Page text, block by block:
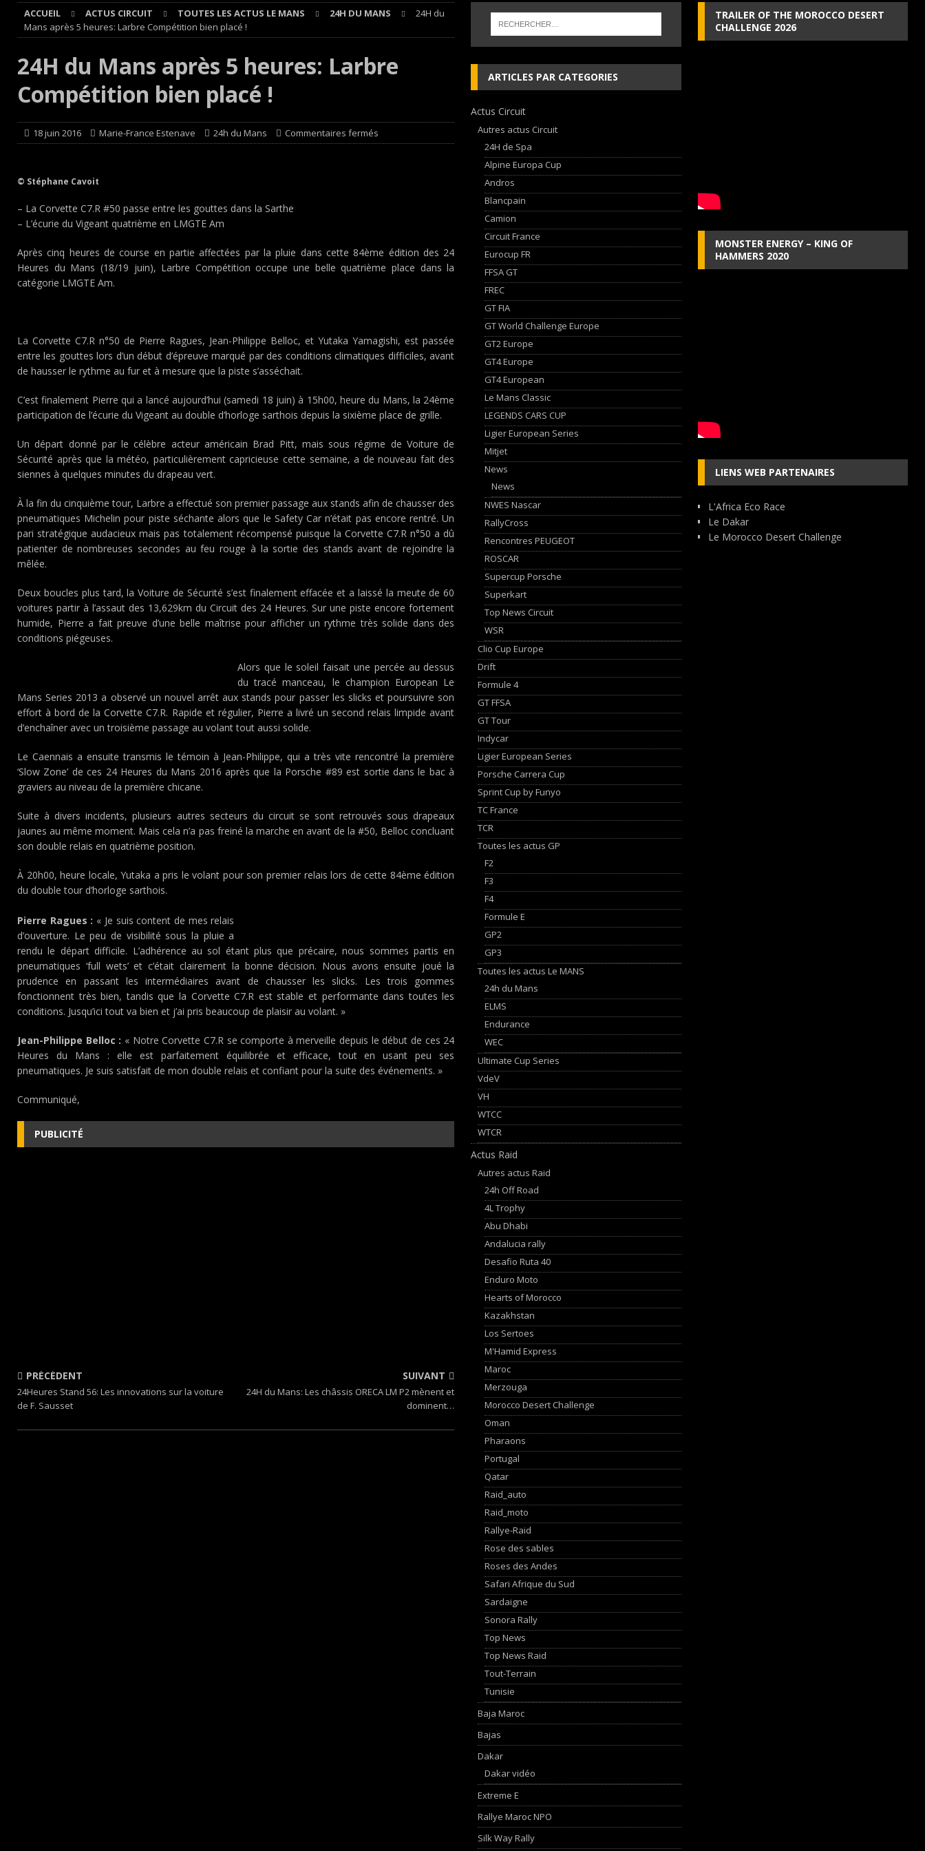
[ 4 août 2026 ] Buggyra Organization and WINBO-DONGJIAN Automotive Technology sign strategic partnership
RALLYE-RAID
[ 4 août 2026 ] Paul Cauhaupé rejoint le cercle des vainqueurs en Porsche Carrera Cup France après son double succès à Magny-
Cours
EDITO CIRCUIT
EDITO RAID
ACCUEIL ACTUS CIRCUIT TOUTES LES ACTUS LE MANS 24H DU MANS
24H du
Mans après 5 heures: Larbre Compétition bien placé !
24H du Mans après 5 heures: Larbre
Compétition bien placé !
18 juin 2016 Marie-France Estenave 24h du Mans Commentaires fermés
© Stéphane Cavoit
– La Corvette C7.R #50 passe entre les gouttes dans la Sarthe
– L’écurie du Vigeant quatrième en LMGTE Am
Après cinq heures de course en partie affectées par la pluie dans cette 84ème édition des 24
Heures du Mans (18/19 juin), Larbre Compétition occupe une belle quatrième place dans la
catégorie LMGTE Am.
La Corvette C7.R n°50 de Pierre Ragues, Jean-Philippe Belloc, et Yutaka Yamagishi, est passée
entre les gouttes lors d’un début d’épreuve marqué par des conditions climatiques difficiles, avant
de hausser le rythme au fur et à mesure que la piste s’asséchait.
C’est finalement Pierre qui a lancé aujourd’hui (samedi 18 juin) à 15h00, heure du Mans, la 24ème
participation de l’écurie du Vigeant au double d’horloge sarthois depuis la sixième place de grille.
Un départ donné par le célèbre acteur américain Brad Pitt, mais sous régime de Voiture de
Sécurité après que la météo, particulièrement capricieuse cette semaine, a de nouveau fait des
siennes à quelques minutes du drapeau vert.
À la fin du cinquième tour, Larbre a effectué son premier passage aux stands afin de chausser des
pneumatiques Michelin pour piste séchante alors que le Safety Car n’était pas encore rentré. Un
pari stratégique audacieux mais pas totalement récompensé puisque la Corvette C7.R n°50 a dû
patienter de nombreuses secondes au feu rouge à la sortie des stands avant de rejoindre la
mêlée.
Deux boucles plus tard, la Voiture de Sécurité s’est finalement effacée et a laissé la meute de 60
voitures partir à l’assaut des 13,629km du Circuit des 24 Heures. Sur une piste encore fortement
humide, Pierre a fait preuve d’une belle maîtrise pour afficher un rythme très solide dans des
conditions piégeuses.
Alors que le soleil faisait une percée au dessus
du tracé manceau, le champion European Le
Mans Series 2013 a observé un nouvel arrêt aux stands pour passer les slicks et poursuivre son
effort à bord de la Corvette C7.R. Rapide et régulier, Pierre a livré un second relais limpide avant
d’enchaîner avec un troisième passage au volant tout aussi solide.
Le Caennais a ensuite transmis le témoin à Jean-Philippe, qui a très vite rencontré la première
‘Slow Zone’ de ces 24 Heures du Mans 2016 après que la Porsche #89 est sortie dans le bac à
graviers au niveau de la première chicane.
Suite à divers incidents, plusieurs autres secteurs du circuit se sont retrouvés sous drapeaux
jaunes au même moment. Mais cela n’a pas freiné la marche en avant de la #50, Belloc concluant
son double relais en quatrième position.
À 20h00, heure locale, Yutaka a pris le volant pour son premier relais lors de cette 84ème édition
du double tour d’horloge sarthois.
Pierre Ragues : « Je suis content de mes relais
d’ouverture. Le peu de visibilité sous la pluie a
rendu le départ difficile. L’adhérence au sol étant plus que précaire, nous sommes partis en
pneumatiques ‘full wets’ et c’était clairement la bonne décision. Nous avons ensuite joué la
prudence en passant les intermédiaires avant de chausser les slicks. Les trois gommes
fonctionnent très bien, tandis que la Corvette C7.R est stable et performante dans toutes les
conditions. Jusqu’ici tout va bien et j’ai pris beaucoup de plaisir au volant. »
Jean-Philippe Belloc : « Notre Corvette C7.R se comporte à merveille depuis le début de ces 24
Heures du Mans : elle est parfaitement équilibrée et efficace, tout en usant peu ses
pneumatiques. Je suis satisfait de mon double relais et confiant pour la suite des événements. »
Communiqué,
PUBLICITÉ
PRÉCÉDENT
24Heures Stand 56: Les innovations sur la voiture
de F. Sausset
SUIVANT
24H du Mans: Les châssis ORECA LM P2 mènent et
dominent…
ARTICLES PAR CATEGORIES
Actus Circuit
Autres actus Circuit
24H de Spa
Alpine Europa Cup
Andros
Blancpain
Camion
Circuit France
Eurocup FR
FFSA GT
FREC
GT FIA
GT World Challenge Europe
GT2 Europe
GT4 Europe
GT4 European
Le Mans Classic
LEGENDS CARS CUP
Ligier European Series
Mitjet
News
News
NWES Nascar
RallyCross
Rencontres PEUGEOT
ROSCAR
Supercup Porsche
Superkart
Top News Circuit
WSR
Clio Cup Europe
Drift
Formule 4
GT FFSA
GT Tour
Indycar
Ligier European Series
Porsche Carrera Cup
Sprint Cup by Funyo
TC France
TCR
Toutes les actus GP
F2
F3
F4
Formule E
GP2
GP3
Toutes les actus Le MANS
24h du Mans
ELMS
Endurance
WEC
Ultimate Cup Series
VdeV
VH
WTCC
WTCR
Actus Raid
Autres actus Raid
24h Off Road
4L Trophy
Abu Dhabi
Andalucia rally
Desafio Ruta 40
Enduro Moto
Hearts of Morocco
Kazakhstan
Los Sertoes
M'Hamid Express
Maroc
Merzouga
Morocco Desert Challenge
Oman
Pharaons
Portugal
Qatar
Raid_auto
Raid_moto
Rallye-Raid
Rose des sables
Roses des Andes
Safari Afrique du Sud
Sardaigne
Sonora Rally
Top News
Top News Raid
Tout-Terrain
Tunisie
Baja Maroc
Bajas
Dakar
Dakar vidéo
Extreme E
Rallye Maroc NPO
Silk Way Rally
TRAILER OF THE MOROCCO DESERT
CHALLENGE 2026
MONSTER ENERGY – KING OF
HAMMERS 2020
LIENS WEB PARTENAIRES
L'Africa Eco Race
Le Dakar
Le Morocco Desert Challenge